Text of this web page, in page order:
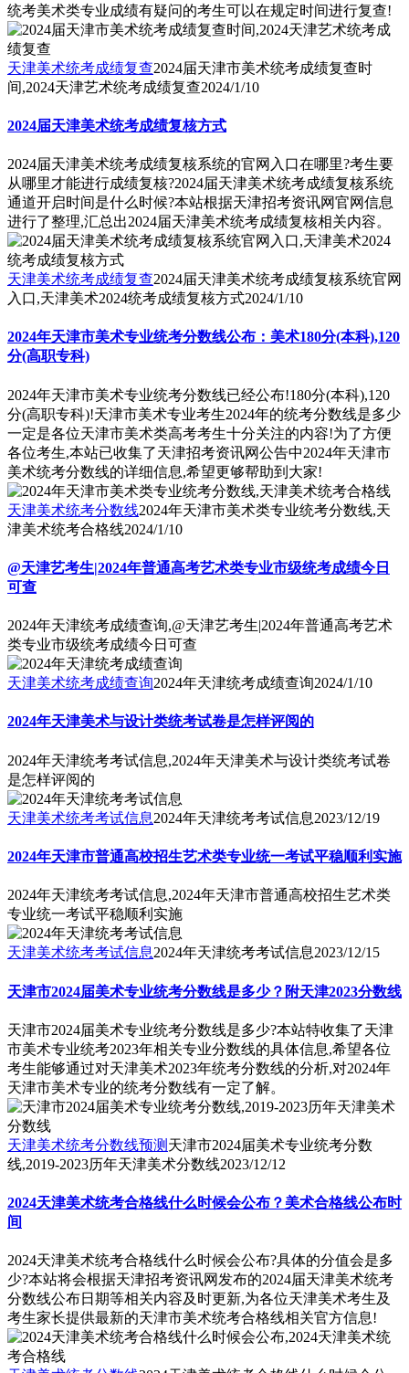
统考美术类专业成绩有疑问的考生可以在规定时间进行复查!
天津美术统考成绩复查2024届天津市美术统考成绩复查时
间,2024天津艺术统考成绩复查2024/1/10
2024届天津美术统考成绩复核方式
2024届天津美术统考成绩复核系统的官网入口在哪里?考生要
从哪里才能进行成绩复核?2024届天津美术统考成绩复核系统
通道开启时间是什么时候?本站根据天津招考资讯网官网信息
进行了整理,汇总出2024届天津美术统考成绩复核相关内容。
天津美术统考成绩复查2024届天津美术统考成绩复核系统官网
入口,天津美术2024统考成绩复核方式2024/1/10
2024年天津市美术专业统考分数线公布：美术180分(本科),120
分(高职专科)
2024年天津市美术专业统考分数线已经公布!180分(本科),120
分(高职专科)!天津市美术专业考生2024年的统考分数线是多少
一定是各位天津市美术类高考考生十分关注的内容!为了方便
各位考生,本站已收集了天津招考资讯网公告中2024年天津市
美术统考分数线的详细信息,希望更够帮助到大家!
天津美术统考分数线2024年天津市美术类专业统考分数线,天
津美术统考合格线2024/1/10
@天津艺考生|2024年普通高考艺术类专业市级统考成绩今日
可查
2024年天津统考成绩查询,@天津艺考生|2024年普通高考艺术
类专业市级统考成绩今日可查
天津美术统考成绩查询2024年天津统考成绩查询2024/1/10
2024年天津美术与设计类统考试卷是怎样评阅的
2024年天津统考考试信息,2024年天津美术与设计类统考试卷
是怎样评阅的
天津美术统考考试信息2024年天津统考考试信息2023/12/19
2024年天津市普通高校招生艺术类专业统一考试平稳顺利实施
2024年天津统考考试信息,2024年天津市普通高校招生艺术类
专业统一考试平稳顺利实施
天津美术统考考试信息2024年天津统考考试信息2023/12/15
天津市2024届美术专业统考分数线是多少？附天津2023分数线
天津市2024届美术专业统考分数线是多少?本站特收集了天津
市美术专业统考2023年相关专业分数线的具体信息,希望各位
考生能够通过对天津美术2023年统考分数线的分析,对2024年
天津市美术专业的统考分数线有一定了解。
天津美术统考分数线预测 天津市2024届美术专业统考分数
线,2019-2023历年天津美术分数线2023/12/12
2024天津美术统考合格线什么时候会公布？美术合格线公布时
间
2024天津美术统考合格线什么时候会公布?具体的分值会是多
少?本站将会根据天津招考资讯网发布的2024届天津美术统考
分数线公布日期等相关内容及时更新,为各位天津美术考生及
考生家长提供最新的天津市美术统考合格线相关官方信息!